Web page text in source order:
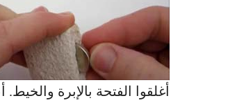
أغلقوا الفتحة بالإبرة